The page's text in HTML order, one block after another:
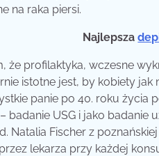
na raka piersi.
Najlepsza
że profilaktyka, wczesne
istotne jest, by kobiety
panie po 40. roku
badanie USG i jako
Natalia Fischer z
lekarza przy każdej